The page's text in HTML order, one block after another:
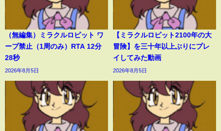
（無編集）ミラクルロピット ワ
ープ禁止（1周のみ）RTA 12分
28秒
2026年8月5日
【ミラクルロピット2100年の大
冒険】を三十年以上ぶりにプレ
イしてみた動画
2026年8月5日